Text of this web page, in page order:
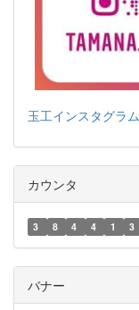
玉工インスタグラム
カウンタ
3 8 4 4 1 3
バナー